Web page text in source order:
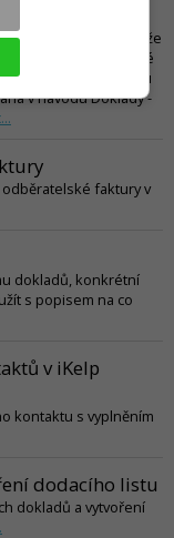
dobropis)
Tuto úpravu však může
Upravovat je možné
Úprava dokladu
v návodu Doklady -
faktury v
dokladů, konkrétní
s popisem na co
v iKelp
kontaktu s vyplněním
dodacího listu
dokladů a vytvoření